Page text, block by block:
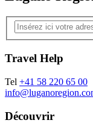
Travel Help
Tel +41 58 220 65 00
Découvrir